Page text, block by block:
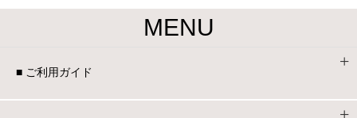
MENU
■ ご利用ガイド